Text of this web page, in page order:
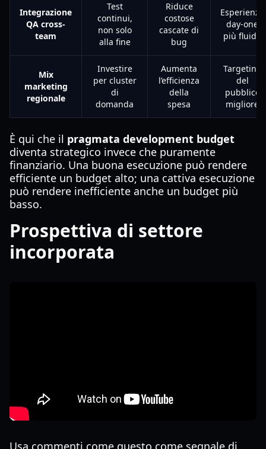
Integrazione
QA cross-
team
Test
continui,
non solo
alla fine
Riduce
costose
cascate di
bug
Esperienza
day-one
più fluida
Mix
marketing
regionale
Investire
per cluster
di
domanda
Aumenta
l’efficienza
della
spesa
Targeting
del
pubblico
migliore
È qui che il pragmata development budget
diventa strategico invece che puramente
finanziario. Una buona esecuzione può rendere
efficiente un budget alto; una cattiva esecuzione
può rendere inefficiente anche un budget più
basso.
Prospettiva di settore
incorporata
Usa commenti come questo come segnale di